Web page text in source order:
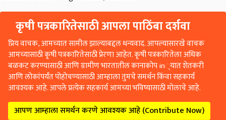
कृषी पत्रकारितेसाठी आपला पाठिंबा दर्शवा
प्रिय वाचक, आमच्यात सामील झाल्याबद्दल धन्यवाद. आपल्यासारखे वाचक
आमच्यासाठी कृषी पत्रकारितेसाठी प्रेरणा आहेत. कृषी पत्रकारितेला अधिक
बळकट करण्यासाठी आणि ग्रामीण भारतातील कानाकोप in्यात शेतकरी
आणि लोकांपर्यंत पोहोचण्यासाठी आम्हाला तुमचे समर्थन किंवा सहकार्य
आवश्यक आहे. आपले प्रत्येक सहकार्य आमच्या भविष्यासाठी मोलाचे आहे.
आपण आम्हाला समर्थन करणे आवश्यक आहे (Contribute Now)